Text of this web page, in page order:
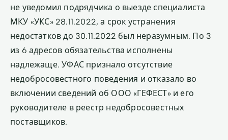
не уведомил подрядчика о выезде специалиста
МКУ «УКС» 28.11.2022, а срок устранения
недостатков до 30.11.2022 был неразумным. По 3
из 6 адресов обязательства исполнены
надлежаще. УФАС признало отсутствие
недобросовестного поведения и отказало во
включении сведений об ООО «ГЕФЕСТ» и его
руководителе в реестр недобросовестных
поставщиков.